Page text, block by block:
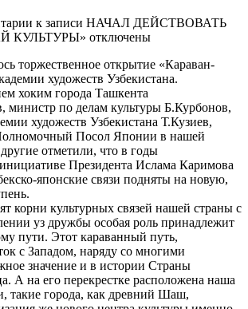
к записи НАЧАЛ ДЕЙСТВОВАТЬ
КУЛЬТУРЫ» отключены
торжественное открытие «Караван-
художеств Узбекистана.
хоким города Ташкента
министр по делам культуры Б.Курбонов,
художеств Узбекистана Т.Кузиев,
Посол Японии в нашей
отметили, что в годы
Президента Ислама Каримова
японские связи подняты на новую,
корни культурных связей нашей страны с
уз дружбы особая роль принадлежит
пути. Этот караванный путь,
с Западом, наряду со многими
значение и в истории Страны
А на его перекрестке расположена наша
такие города, как древний Шаш,